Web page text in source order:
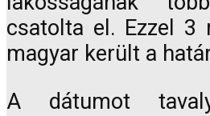
csatolta el. Ezzel 3
magyar került a
A dátumot